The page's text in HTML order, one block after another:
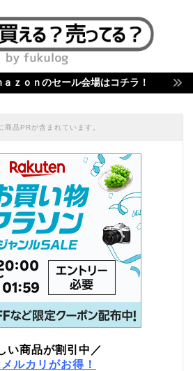
ａｚｏｎのセール会場はコチラ！
商品PRが含まれています。
い商品が割引中／
ルカリがお得！